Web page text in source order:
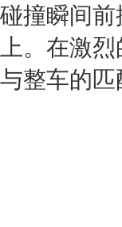
碰撞瞬间
上。在激烈
与整车的